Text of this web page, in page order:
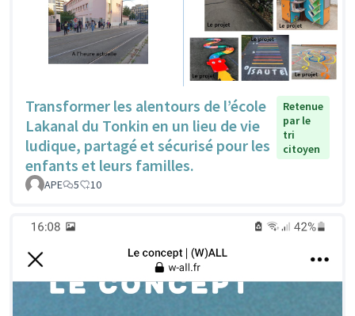
Transformer les alentours de l’école
Lakanal du Tonkin en un lieu de vie
ludique, partagé et sécurisé pour les
enfants et leurs familles.
Retenue
par le
tri
citoyen
APE 5 10